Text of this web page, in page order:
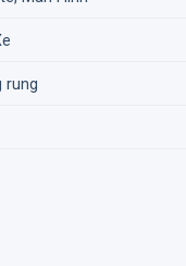
rung